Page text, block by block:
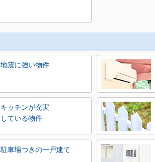
地震に強い物件
キッチンが充実
している物件
駐車場つきの一戸建て